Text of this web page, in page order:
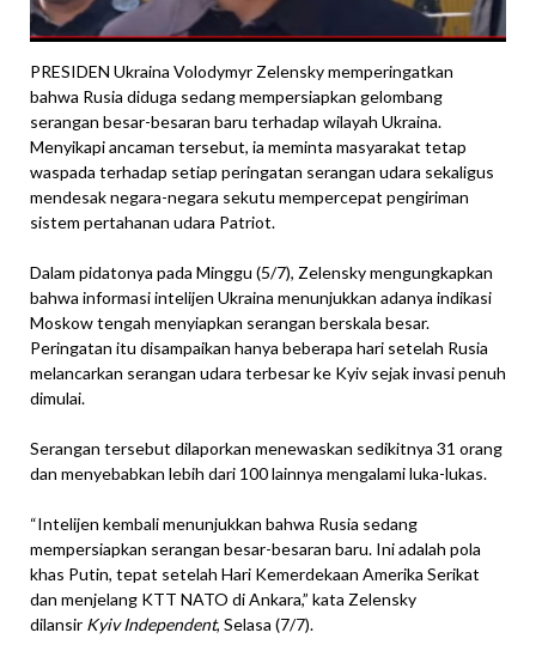
PRESIDEN Ukraina Volodymyr Zelensky memperingatkan
bahwa Rusia diduga sedang mempersiapkan gelombang
serangan besar-besaran baru terhadap wilayah Ukraina.
Menyikapi ancaman tersebut, ia meminta masyarakat tetap
waspada terhadap setiap peringatan serangan udara sekaligus
mendesak negara-negara sekutu mempercepat pengiriman
sistem pertahanan udara Patriot.
Dalam pidatonya pada Minggu (5/7), Zelensky mengungkapkan
bahwa informasi intelijen Ukraina menunjukkan adanya indikasi
Moskow tengah menyiapkan serangan berskala besar.
Peringatan itu disampaikan hanya beberapa hari setelah Rusia
melancarkan serangan udara terbesar ke Kyiv sejak invasi penuh
dimulai.
Serangan tersebut dilaporkan menewaskan sedikitnya 31 orang
dan menyebabkan lebih dari 100 lainnya mengalami luka-lukas.
“Intelijen kembali menunjukkan bahwa Rusia sedang
mempersiapkan serangan besar-besaran baru. Ini adalah pola
khas Putin, tepat setelah Hari Kemerdekaan Amerika Serikat
dan menjelang KTT NATO di Ankara,” kata Zelensky
dilansir Kyiv Independent, Selasa (7/7).